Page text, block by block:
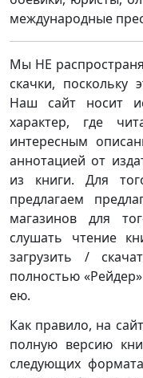
международные
Мы НЕ
скачки, поскольку
Наш сайт носит
характер, где
интересным
аннотацией от
из книги. Для
предлагаем
магазинов для
слушать чтение
загрузить /
полностью
ею.
Как правило, на
полную версию
следующих